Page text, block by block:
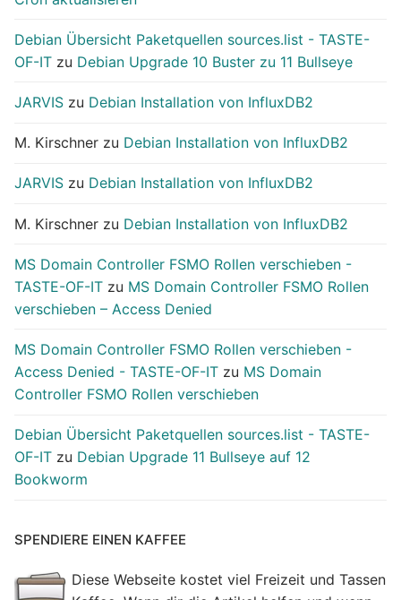
Debian Übersicht Paketquellen sources.list - TASTE-
OF-IT zu Debian Upgrade 10 Buster zu 11 Bullseye
JARVIS zu Debian Installation von InfluxDB2
M. Kirschner zu Debian Installation von InfluxDB2
JARVIS zu Debian Installation von InfluxDB2
M. Kirschner zu Debian Installation von InfluxDB2
MS Domain Controller FSMO Rollen verschieben -
TASTE-OF-IT zu MS Domain Controller FSMO Rollen
verschieben – Access Denied
MS Domain Controller FSMO Rollen verschieben -
Access Denied - TASTE-OF-IT zu MS Domain
Controller FSMO Rollen verschieben
Debian Übersicht Paketquellen sources.list - TASTE-
OF-IT zu Debian Upgrade 11 Bullseye auf 12
Bookworm
SPENDIERE EINEN KAFFEE
Diese Webseite kostet viel Freizeit und Tassen